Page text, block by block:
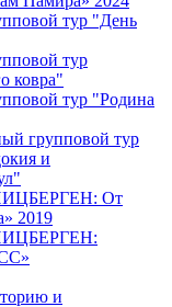
тур "День
тур
ковра"
тур "Родина
групповой тур
и
От
2019
и